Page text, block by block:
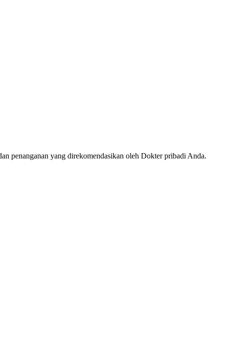
penanganan yang direkomendasikan oleh Dokter pribadi Anda.